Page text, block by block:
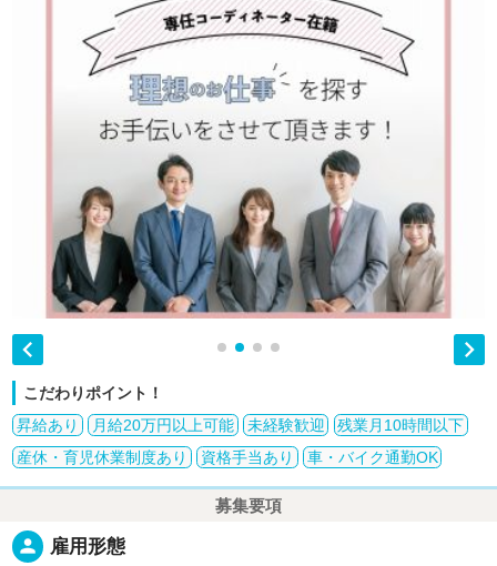
 
こだわりポイント！
昇給あり
月給20万円以上可能 未経験歓迎
残業月10時間以下
産休・育児休業制度あり
資格手当あり 車・バイク通勤OK
募集要項
person 雇用形態